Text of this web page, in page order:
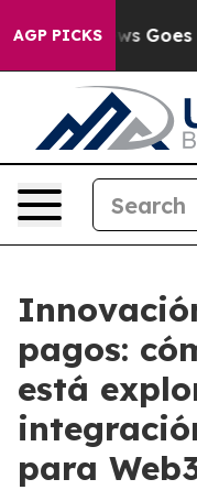
AGP PICKS
Fox News Goes
pagos:
está
para